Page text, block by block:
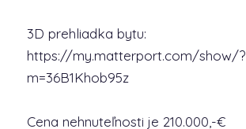
3D prehliadka bytu:
https://my.matterport.com/show/?
m=36B1Khob95z
Cena nehnuteľnosti je 210.000,-€